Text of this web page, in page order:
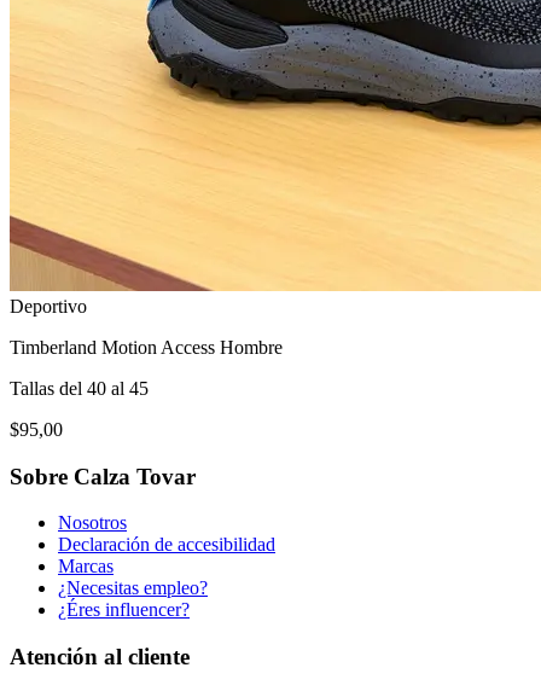
Deportivo
Timberland Motion Access Hombre
Tallas del 40 al 45
$95,00
Sobre Calza Tovar
Nosotros
Declaración de accesibilidad
Marcas
¿Necesitas empleo?
¿Éres influencer?
Atención al cliente